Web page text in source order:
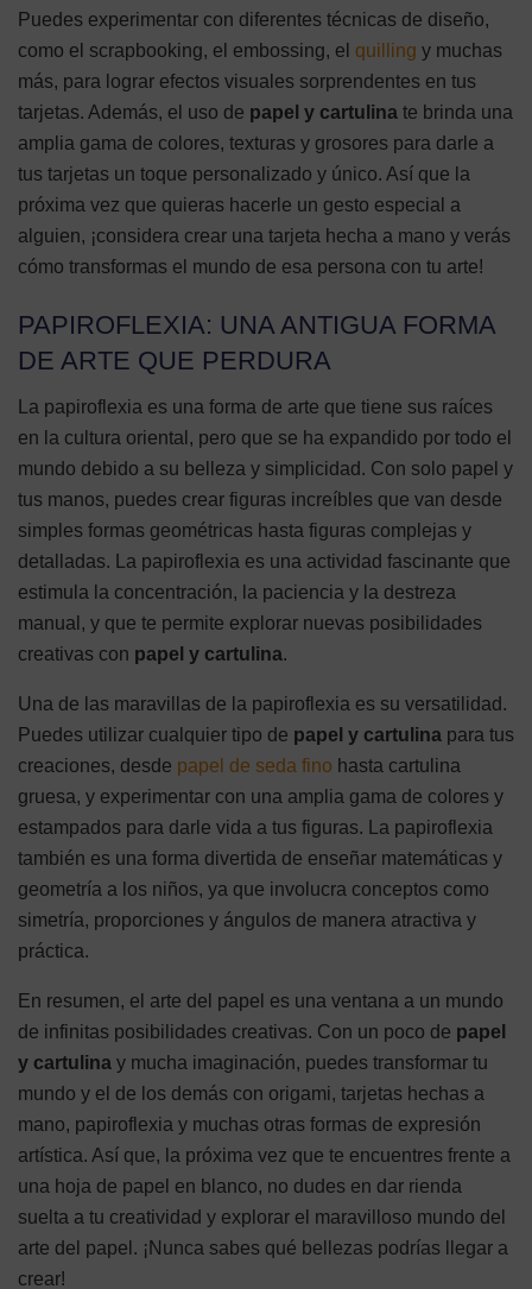
Puedes experimentar con diferentes técnicas de diseño,
como el scrapbooking, el embossing, el quilling y muchas
más, para lograr efectos visuales sorprendentes en tus
tarjetas. Además, el uso de papel y cartulina te brinda una
amplia gama de colores, texturas y grosores para darle a
tus tarjetas un toque personalizado y único. Así que la
próxima vez que quieras hacerle un gesto especial a
alguien, ¡considera crear una tarjeta hecha a mano y verás
cómo transformas el mundo de esa persona con tu arte!
PAPIROFLEXIA: UNA ANTIGUA FORMA
DE ARTE QUE PERDURA
La papiroflexia es una forma de arte que tiene sus raíces
en la cultura oriental, pero que se ha expandido por todo el
mundo debido a su belleza y simplicidad. Con solo papel y
tus manos, puedes crear figuras increíbles que van desde
simples formas geométricas hasta figuras complejas y
detalladas. La papiroflexia es una actividad fascinante que
estimula la concentración, la paciencia y la destreza
manual, y que te permite explorar nuevas posibilidades
creativas con papel y cartulina.
Una de las maravillas de la papiroflexia es su versatilidad.
Puedes utilizar cualquier tipo de papel y cartulina para tus
creaciones, desde papel de seda fino hasta cartulina
gruesa, y experimentar con una amplia gama de colores y
estampados para darle vida a tus figuras. La papiroflexia
también es una forma divertida de enseñar matemáticas y
geometría a los niños, ya que involucra conceptos como
simetría, proporciones y ángulos de manera atractiva y
práctica.
En resumen, el arte del papel es una ventana a un mundo
de infinitas posibilidades creativas. Con un poco de papel
y cartulina y mucha imaginación, puedes transformar tu
mundo y el de los demás con origami, tarjetas hechas a
mano, papiroflexia y muchas otras formas de expresión
artística. Así que, la próxima vez que te encuentres frente a
una hoja de papel en blanco, no dudes en dar rienda
suelta a tu creatividad y explorar el maravilloso mundo del
arte del papel. ¡Nunca sabes qué bellezas podrías llegar a
crear!